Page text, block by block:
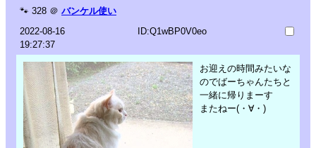
🐾 328 ＠ バンケル使い
2022-08-16
19:27:37
ID:Q1wBP0V0eo
お迎えの時間みたいな
のでばーちゃんたちと
一緒に帰りまーす
またねー(・∀・)